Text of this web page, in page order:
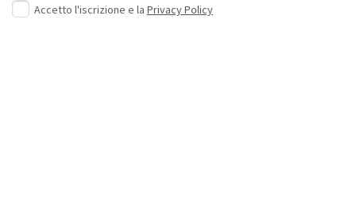
Accetto l'iscrizione e la Privacy Policy